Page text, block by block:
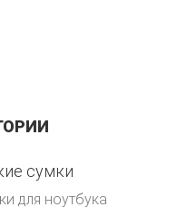
сумки
для ноутбука